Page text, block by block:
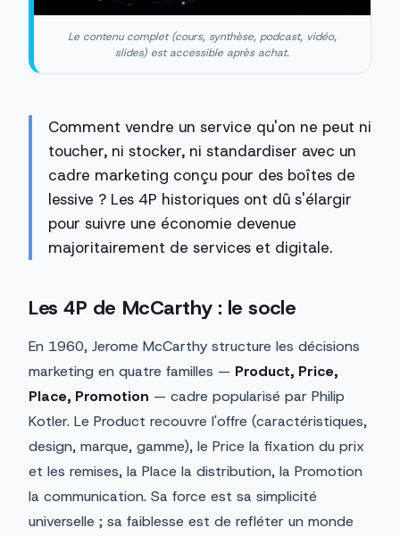
Le contenu complet (cours, synthèse, podcast, vidéo,
slides) est accessible après achat.
Comment vendre un service qu'on ne peut ni
toucher, ni stocker, ni standardiser avec un
cadre marketing conçu pour des boîtes de
lessive ? Les 4P historiques ont dû s'élargir
pour suivre une économie devenue
majoritairement de services et digitale.
Les 4P de McCarthy : le socle
En 1960, Jerome McCarthy structure les décisions
marketing en quatre familles — Product, Price,
Place, Promotion — cadre popularisé par Philip
Kotler. Le Product recouvre l'offre (caractéristiques,
design, marque, gamme), le Price la fixation du prix
et les remises, la Place la distribution, la Promotion
la communication. Sa force est sa simplicité
universelle ; sa faiblesse est de refléter un monde